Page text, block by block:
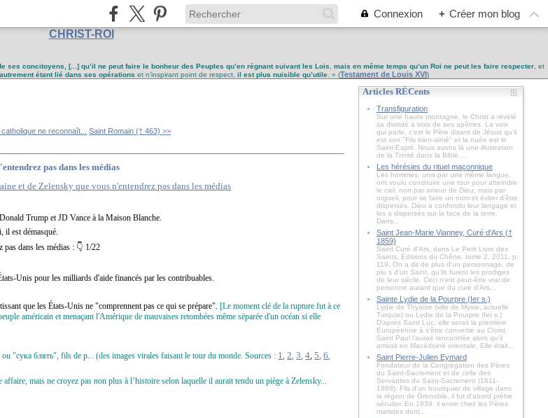
Connexion + Créer mon blog
CHRIST-ROI
concitoyens, [...] qu’il ne peut faire le bonheur des Peuples qu’en régnant suivant les Lois mais en même temps qu’un Roi ne peut les faire respecter, et
étant lié dans ses opérations et n’inspirant point de respect, il est plus nuisible qu’utile . » (Testament de Louis XVI)
ne reconnaît... Saint Romain († 463) >>
pas dans les médias
Trump et JD Vance à la Maison Blanche.
il est démasqué.
dans les médias : 👇 1/22
Unis pour les milliards d'aide financés par les contribuables.
que les États-Unis ne "comprennent pas ce qui se prépare".[Le moment clé de la rupture fut à ce
américain et menaçant l'Amérique de mauvaises retombées même séparée d'un océan si elle
"сука блять", fils de p... (des images virales faisant le tour du monde. Sources : 1 ,2 ,3 ,4 ,5 ,6
mais ne croyez pas non plus à l’histoire selon laquelle il aurait tendu un piège à Zelensky...
Articles RÉCents
Transfiguration
Sur une haute montagne, le Christ a révélé
sa divinité à trois de ses apôtres. La voix
qui parle, c'est le Père disant de Jésus qu'il
est son "Fils bien-aimé" et la nuée est le
Saint-Esprit. Nous avons là une illustration
de la Trinité dans la Bible....
Les hérésies du rituel maçonnique
Les hommes, unis par une même langue,
ont voulu construire une tour pour atteindre
le ciel, non par amour de Dieu, mais par
orgueil, pour se faire un nom et éviter d’être
dispersés. Dieu a confondu leur langage et
les a dispersés sur la face de la terre.
Dans...
Saint Jean-Marie Vianney, Curé d'Ars (†
1859)
Saint Curé d'Ars, dans Le Petit Livre des
Saints, Éditions du Chêne, tome 2, 2011, p.
119. On a dit de plus d'un personnage, de
plu s d'un Saint, qu'ils furent les prodiges
de leur siècle. Ceci n'est peut-être vrai de
personne autant que du curé d'Ars...
Sainte Lydie de la Pourpre (Ier s.)
Lydie de Thyatire (ville de Mysie, actuelle
Turquie) ou Lydie de la Pourpre (Ier s.)
D'après Saint Luc, elle serait la première
Européenne à s'être convertie au Christ.
Saint Paul l'aurait rencontrée alors qu'il
arrivait en Macédoine orientale. Elle était...
Saint Pierre-Julien Eymard
Fondateur de la Congrégation des Pères
du Saint-Sacrement et de celle des
Servantes du Saint-Sacrement (1811-
1868). Fils d'un boutiquier de village dans
la région de Grenoble, il fut d'abord prêtre
séculier. En 1839, il entre chez les Pères
maristes dont...